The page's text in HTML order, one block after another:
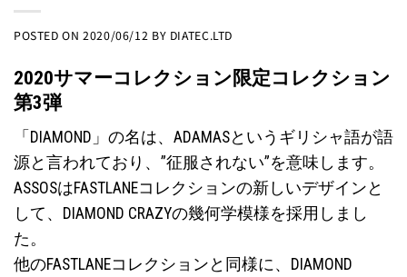
POSTED ON2020/06/12 BY DIATEC.LTD
2020サマーコレクション限定コレクション
第3弾
「DIAMOND」の名は、ADAMASというギリシャ語が語
源と言われており、”征服されない”を意味します。
ASSOSはFASTLANEコレクションの新しいデザインと
して、DIAMOND CRAZYの幾何学模様を採用しまし
た。
他のFASTLANEコレクションと同様に、DIAMOND